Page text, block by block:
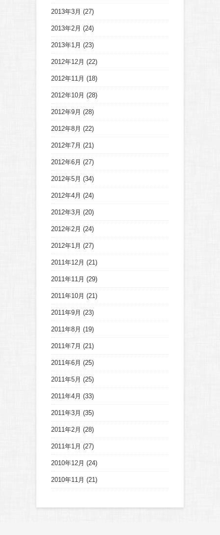
2013年3月 (27)
2013年2月 (24)
2013年1月 (23)
2012年12月 (22)
2012年11月 (18)
2012年10月 (28)
2012年9月 (28)
2012年8月 (22)
2012年7月 (21)
2012年6月 (27)
2012年5月 (34)
2012年4月 (24)
2012年3月 (20)
2012年2月 (24)
2012年1月 (27)
2011年12月 (21)
2011年11月 (29)
2011年10月 (21)
2011年9月 (23)
2011年8月 (19)
2011年7月 (21)
2011年6月 (25)
2011年5月 (25)
2011年4月 (33)
2011年3月 (35)
2011年2月 (28)
2011年1月 (27)
2010年12月 (24)
2010年11月 (21)